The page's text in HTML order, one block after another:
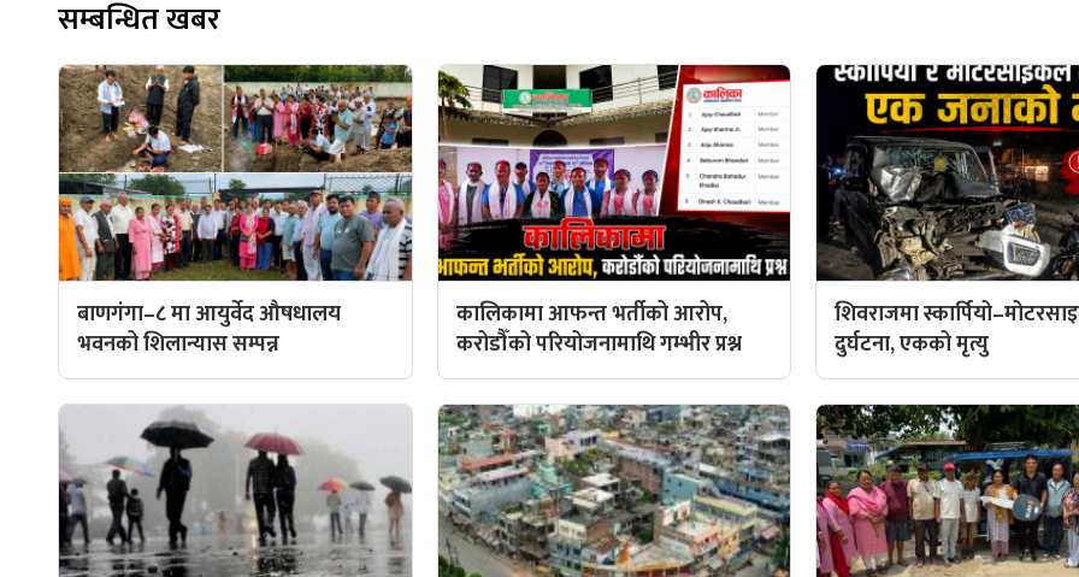
सम्बन्धित खबर
बाणगंगा–८ मा आयुर्वेद औषधालय
भवनको शिलान्यास सम्पन्न
कालिकामा आफन्त भर्तीको आरोप,
करोडौँको परियोजनामाथि गम्भीर प्रश्न
शिवराजमा
दुर्घटना, एकको मृत्यु